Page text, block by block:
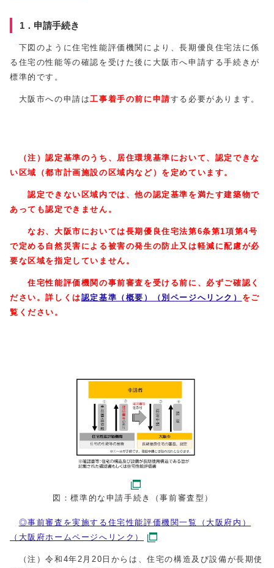
1．申請手続き
下図のように住宅性能評価機関により、長期優良住宅法に係
る住宅の性能等の確認を受けた後に大阪市へ申請する手続きが
標準的です。
大阪市への申請は工事着手の前に申請する必要があります。
（注）認定基準のうち、居住環境基準において、認定できな
い区域（都市計画施設の区域内など）を定めています。
認定できない区域内では、他の認定基準を満たす建築物で
あっても認定できません。
なお、大阪市においては長期優良住宅法第6条第1項第4号
で定める自然災害による被害の発生の防止又は軽減に配慮が必
要な区域を指定していません。
住宅性能評価機関の事前審査を受ける前に、必ずご確認く
ださい。詳しくは認定基準（概要）（別ページへリンク） をご
覧ください。
図：標準的な申請手続き（事前審査型）
◎事前審査を実施する住宅性能評価機関一覧（大阪府内）
（大阪府ホームページへリンク）
（注）令和4年2月20日からは、住宅の構造及び設備が長期使